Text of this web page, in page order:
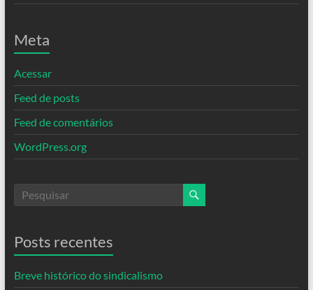
Meta
Acessar
Feed de posts
Feed de comentários
WordPress.org
Posts recentes
Breve histórico do sindicalismo